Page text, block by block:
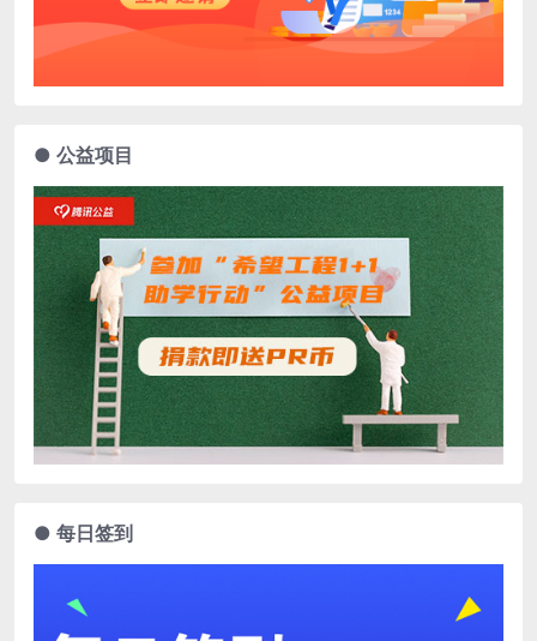
● 公益项目
● 每日签到